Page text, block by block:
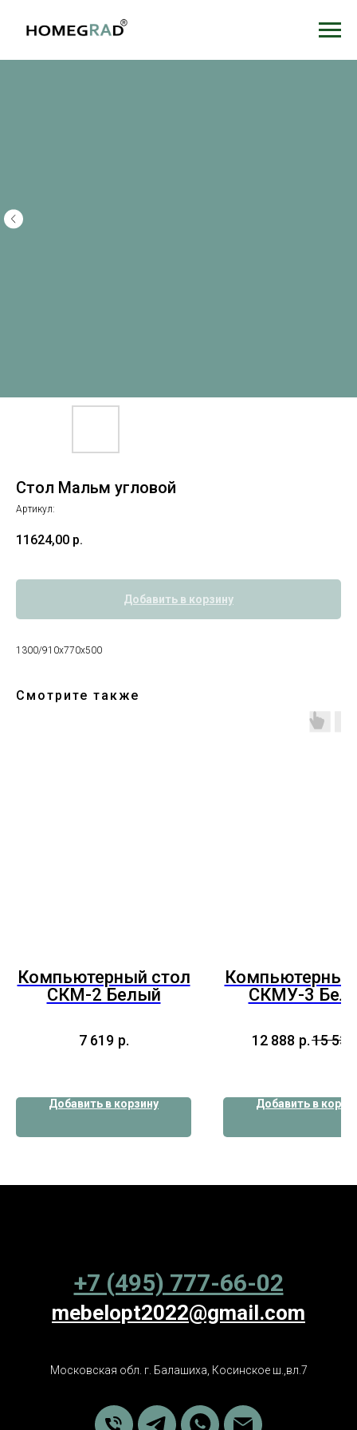
Стол Мальм угловой
Артикул:
11624,00 р.
Добавить в корзину
1300/910х770х500
Смотрите также
Компьютерный стол
СКМ-2 Белый
7 619 р.
Добавить в корзину
Компьютерный
СКМУ-3
12 888 р.15 534
Добавить в
+7 (495) 777-66-02
mebelopt2022@gmail.com
Московская обл. г. Балашиха, Косинское ш.,вл.7